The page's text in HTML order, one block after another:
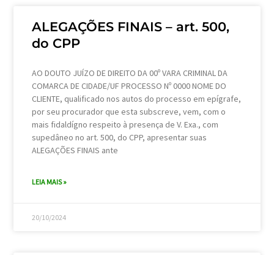
ALEGAÇÕES FINAIS – art. 500,
do CPP
AO DOUTO JUÍZO DE DIREITO DA 00º VARA CRIMINAL DA
COMARCA DE CIDADE/UF PROCESSO Nº 0000 NOME DO
CLIENTE, qualificado nos autos do processo em epígrafe,
por seu procurador que esta subscreve, vem, com o
mais fidaldígno respeito à presença de V. Exa., com
supedâneo no art. 500, do CPP, apresentar suas
ALEGAÇÕES FINAIS ante
LEIA MAIS »
20/10/2024